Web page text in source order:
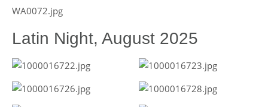
Latin Night, August 2025